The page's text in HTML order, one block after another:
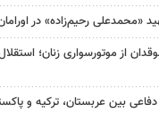
«محمدعلی رحیم‌زاده» در
از موتورسواری زنان؛
بین عربستان، ترکیه و